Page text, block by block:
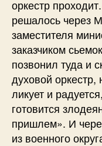
оркестр
решалось через
заместителя
заказчиком
позвонил туда и
духовой оркестр,
ликует и
готовится
пришлем». И
из военного